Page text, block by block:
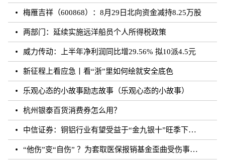
梅雁吉祥（600868）：8月29日北向资金减持8.25万股
两部门：延续实施远洋船员个人所得税政策
威力传动：上半年净利润同比增29.56% 拟10派4.5元
新征程上看应急丨看“浙”里如何绘就安全底色
乐观心态的小故事励志故事（乐观心态的小故事）
杭州银泰百货消费券怎么用？
中信证券：铜铝行业有望受益于“金九银十”旺季下的需求增长
“他伤”变“自伤” ？为套取医保报销基金歪曲受伤事实 罚！